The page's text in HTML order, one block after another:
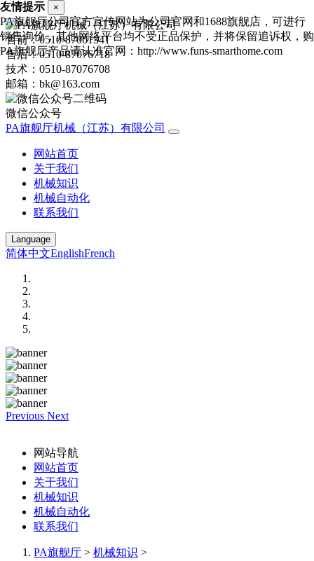
售前：0510-87061341
售后：0510-87076718
技术：0510-87076708
邮箱：bk@163.com
微信公众号
PA旗舰厅机械（江苏）有限公司
网站首页
关于我们
机械知识
机械自动化
联系我们
Language
简体中文EnglishFrench
Previous Next
网站导航
网站首页
关于我们
机械知识
机械自动化
联系我们
PA旗舰厅 > 机械知识 >
友情提示 ×
PA旗舰厅公司官方宣传网站为公司官网和1688旗舰店，可进行
销售询价，其他网络平台均不受正品保护，并将保留追诉权，购
PA旗舰厅产品请认准官网：http://www.funs-smarthome.com